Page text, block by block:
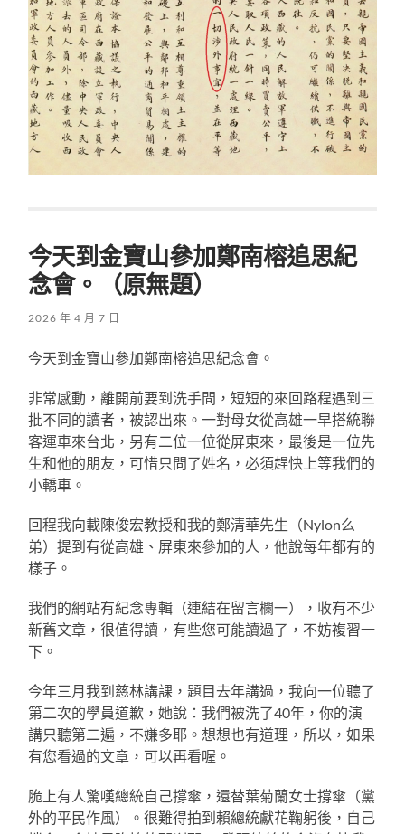
今天到金寶山參加鄭南榕追思紀
念會。（原無題）
2026 年 4 月 7 日
今天到金寶山參加鄭南榕追思紀念會。
非常感動，離開前要到洗手間，短短的來回路程遇到三
批不同的讀者，被認出來。一對母女從高雄一早搭統聯
客運車來台北，另有二位一位從屏東來，最後是一位先
生和他的朋友，可惜只問了姓名，必須趕快上等我們的
小轎車。
回程我向載陳俊宏教授和我的鄭清華先生（Nylon么
弟）提到有從高雄、屏東來參加的人，他說每年都有的
樣子。
我們的網站有紀念專輯（連結在留言欄一），收有不少
新舊文章，很值得讀，有些您可能讀過了，不妨複習一
下。
今年三月我到慈林講課，題目去年講過，我向一位聽了
第二次的學員道歉，她說：我們被洗了40年，你的演
講只聽第二遍，不嫌多耶。想想也有道理，所以，如果
有您看過的文章，可以再看喔。
脆上有人驚嘆總統自己撐傘，還替葉菊蘭女士撐傘（黨
外的平民作風）。很難得拍到賴總統獻花鞠躬後，自己